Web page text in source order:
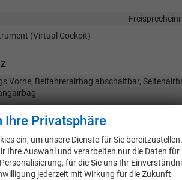
(Virtual Cockpit)
Vorne, Beifahrerairbag abschaltbar,
(City-Safety),
Fußgängererkennung,
Toter-Winkel-Assistent,
Notrufsystem, Abstandswarner,
Ihre Privatsphäre
ein, um unsere Dienste für Sie bereitzustellen.
Ihre Auswahl und verarbeiten nur die Daten für
für die Sie uns Ihr
jederzeit mit Wirkung für die Zukunft